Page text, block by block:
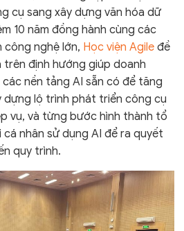
cụ sang xây dựng văn hóa dữ
10 năm đồng hành cùng các
công nghệ lớn, Học viện Agile đề
định hướng giúp doanh
nền tảng AI sẵn có để tăng
lộ trình phát triển công cụ
vụ, và từng bước hình thành tổ
nhân sử dụng AI để ra quyết
quy trình.